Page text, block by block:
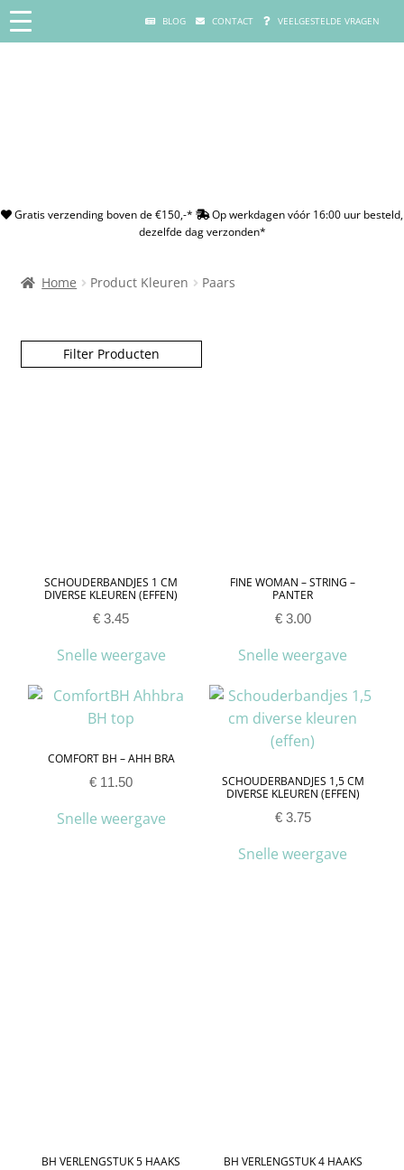
BLOG CONTACT VEELGESTELDE VRAGEN
Gratis verzending boven de €150,-*
Op werkdagen vóór 16:00 uur besteld,
dezelfde dag verzonden*
Home Product Kleuren Paars
Filter Producten
SCHOUDERBANDJES 1 CM
DIVERSE KLEUREN (EFFEN)
€ 3.45
Snelle weergave
FINE WOMAN – STRING –
PANTER
€3.00
Snelle weergave
COMFORT BH – AHH BRA
€ 11.50
Snelle weergave
SCHOUDERBANDJES 1,5 CM
DIVERSE KLEUREN (EFFEN)
€3.75
Snelle weergave
BH VERLENGSTUK 5 HAAKS
BH VERLENGSTUK 4 HAAKS